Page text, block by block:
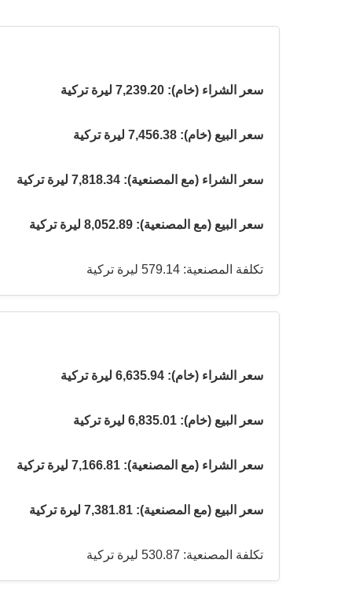
سعر الشراء (خام): 7,239.20 ليرة تركية
سعر البيع (خام): 7,456.38 ليرة تركية
سعر الشراء (مع المصنعية): 7,818.34 ليرة تركية
سعر البيع (مع المصنعية): 8,052.89 ليرة تركية
تكلفة المصنعية: 579.14 ليرة تركية
سعر الشراء (خام): 6,635.94 ليرة تركية
سعر البيع (خام): 6,835.01 ليرة تركية
سعر الشراء (مع المصنعية): 7,166.81 ليرة تركية
سعر البيع (مع المصنعية): 7,381.81 ليرة تركية
تكلفة المصنعية: 530.87 ليرة تركية